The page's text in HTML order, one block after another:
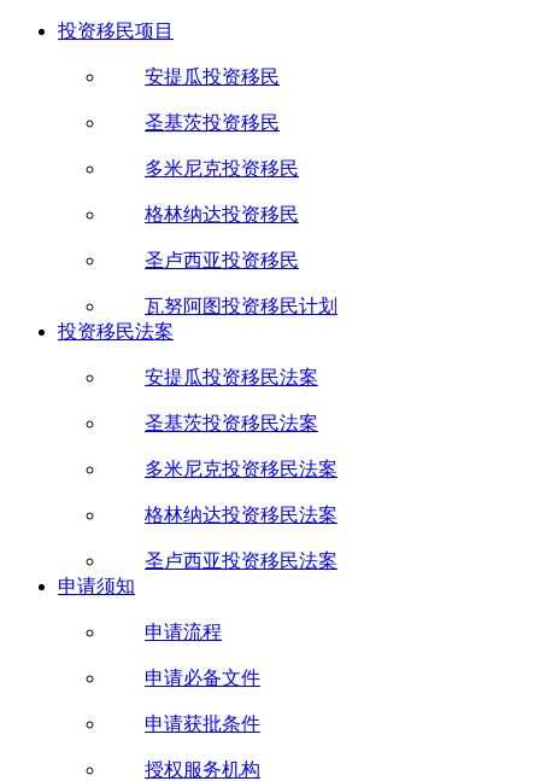
投资移民项目
安提瓜投资移民
圣基茨投资移民
多米尼克投资移民
格林纳达投资移民
圣卢西亚投资移民
瓦努阿图投资移民计划
投资移民法案
安提瓜投资移民法案
圣基茨投资移民法案
多米尼克投资移民法案
格林纳达投资移民法案
圣卢西亚投资移民法案
申请须知
申请流程
申请必备文件
申请获批条件
授权服务机构